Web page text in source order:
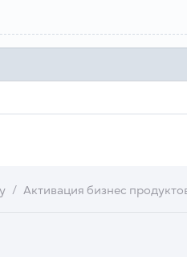
Активация бизнес